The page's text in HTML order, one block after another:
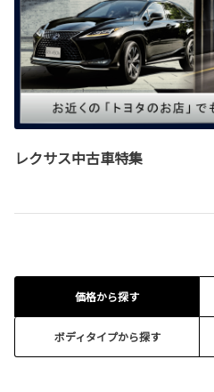
レクサス中古車特集
価格から探す
ボディタイプから探す